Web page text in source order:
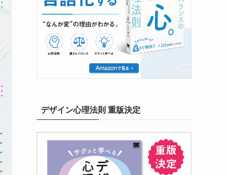
デザイン心理法則 重版決定